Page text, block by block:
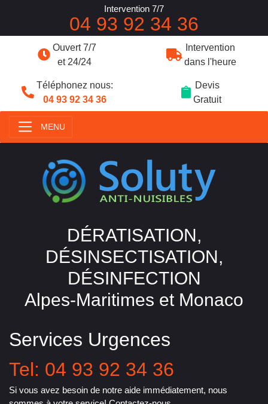
Ouvert 7/7
et 24/24
Intervention
dans l'heure
Téléphonez nous:
04 93 92 34 36
Devis
Gratuit
MENU
DÉRATISATION,
DÉSINSECTISATION,
DÉSINFECTION
Alpes-Maritimes et Monaco
Services Urgences
Tel: 04 93 92 34 36
Si vous avez besoin de notre aide immédiatement, nous
Intervention 7/7
04 93 92 34 36